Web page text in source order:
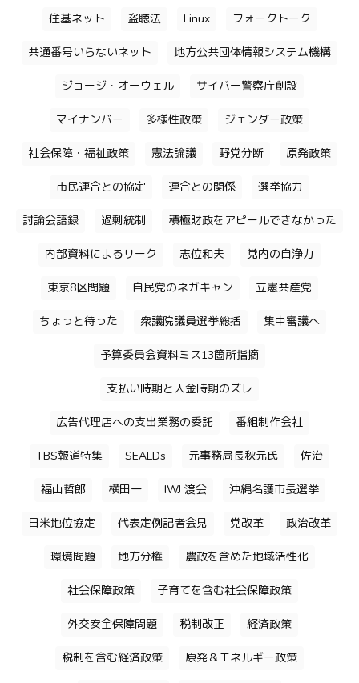
住基ネット 盗聴法 Linux フォークトーク
共通番号いらないネット 地方公共団体情報システム機構
ジョージ・オーウェル サイバー警察庁創設
マイナンバー 多様性政策 ジェンダー政策
社会保障・福祉政策 憲法論議 野党分断 原発政策
市民連合との協定 連合との関係 選挙協力
討論会語録 過剰統制 積極財政をアピールできなかった
内部資料によるリーク 志位和夫 党内の自浄力
東京8区問題 自民党のネガキャン 立憲共産党
ちょっと待った 衆議院議員選挙総括 集中審議へ
予算委員会資料ミス13箇所指摘
支払い時期と入金時期のズレ
広告代理店への支出業務の委託 番組制作会社
TBS報道特集 SEALDs 元事務局長秋元氏 佐治
福山哲郎 横田一 IWJ 渡会 沖縄名護市長選挙
日米地位協定 代表定例記者会見 党改革 政治改革
環境問題 地方分権 農政を含めた地域活性化
社会保障政策 子育てを含む社会保障政策
外交安全保障問題 税制改正 経済政策
税制を含む経済政策 原発＆エネルギー政策